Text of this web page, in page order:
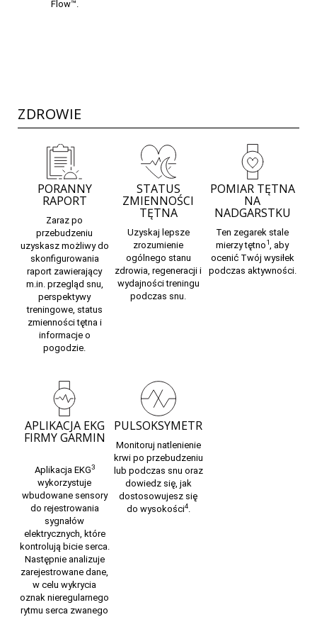
Flow™.
ZDROWIE
PORANNY
RAPORT
Zaraz po
przebudzeniu
uzyskasz możliwy do
skonfigurowania
raport zawierający
m.in. przegląd snu,
perspektywy
treningowe, status
zmienności tętna i
informacje o
pogodzie.
STATUS
ZMIENNOŚCI
TĘTNA
Uzyskaj lepsze
zrozumienie
ogólnego stanu
zdrowia, regeneracji i
wydajności treningu
podczas snu.
POMIAR TĘTNA
NA
NADGARSTKU
Ten zegarek stale
mierzytętno1, aby
ocenić Twój wysiłek
podczas aktywności.
APLIKACJA EKG
FIRMY GARMIN
Aplikacja EKG3
wykorzystuje
wbudowane sensory
do rejestrowania
sygnałów
elektrycznych, które
kontrolują bicie serca.
Następnie analizuje
zarejestrowane dane,
w celu wykrycia
oznak nieregularnego
rytmu serca zwanego
PULSOKSYMETR
Monitoruj natlenienie
krwipo przebudzeniu
lub podczas snu oraz
dowiedz się, jak
dostosowujesz się
do wysokości4.